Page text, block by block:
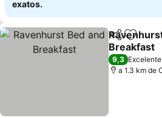
exatos.
Partilhar
Breakfast
9,3 Excelente
a 1.3 km de